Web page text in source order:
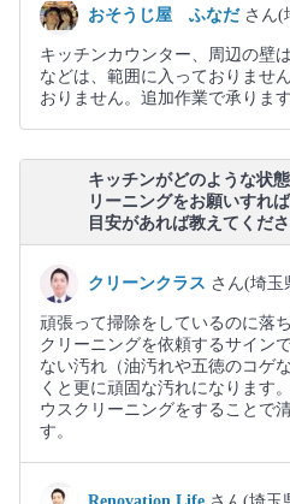
おそうじ屋 ふなだ さん(
キッチンカウンター、周辺の壁
などは、範囲に入っておりませ
おりません。追加作業で承りま
キッチンがどのような状
リーニングをお願いすれ
目安があれば教えてくださ
クリーンクラス さん(埼玉
頑張って掃除をしているのに落
クリーニングを依頼するサイン
ない汚れ（油汚れや五徳のコゲ
くと更に頑固な汚れになります
ウスクリーニングをすることで
す。